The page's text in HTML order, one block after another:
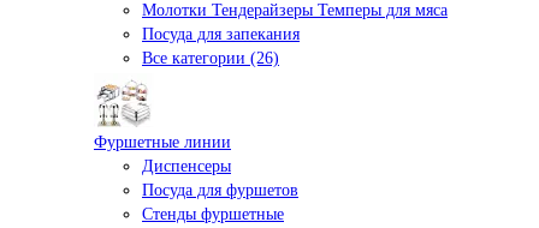
Молотки Тендерайзеры Темперы для мяса
Посуда для запекания
Все категории (26)
Фуршетные линии
Диспенсеры
Посуда для фуршетов
Стенды фуршетные